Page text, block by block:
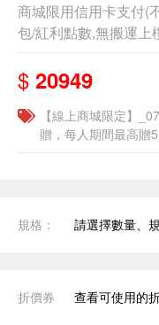
商城限用信用卡支付(
包/紅利點數,無搬運上
$ 20949
【線上商城限定】
贈，每人期間最高贈
規格： 請選擇數量、
折價券 查看可使用的